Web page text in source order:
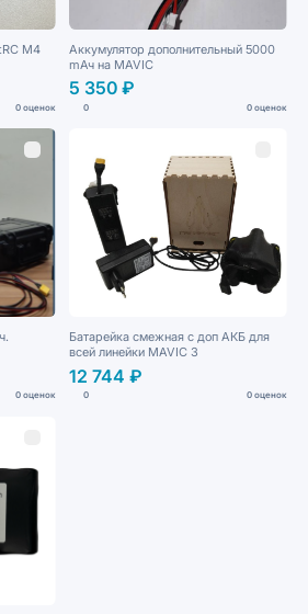
M4
0 оценок
Аккумулятор дополнительный 5000
mАч на MAVIС
5 350 ₽
0 0 оценок
0 оценок
Батарейка смежная с доп АКБ для
всей линейки MAVIС 3
12 744 ₽
0 0 оценок